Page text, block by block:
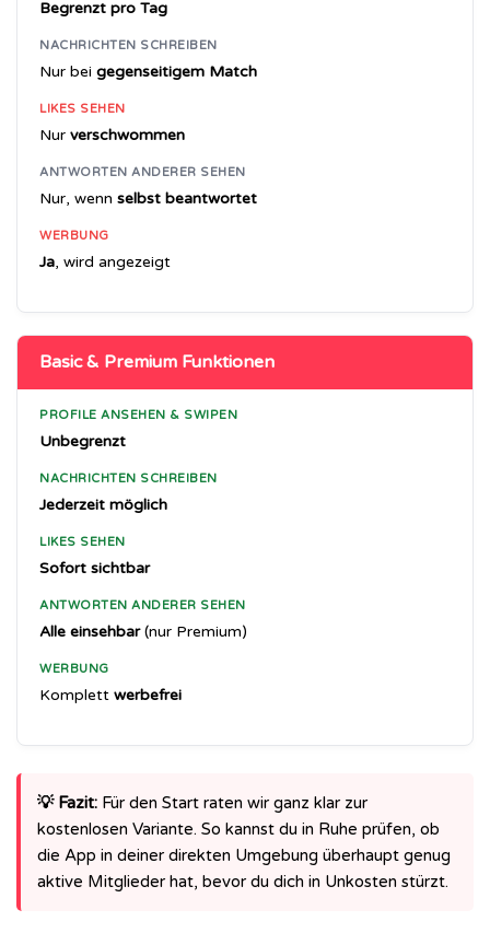
Begrenzt pro Tag
NACHRICHTEN SCHREIBEN
Nur bei gegenseitigem Match
LIKES SEHEN
Nur verschwommen
ANTWORTEN ANDERER SEHEN
Nur, wenn selbst beantwortet
WERBUNG
Ja, wird angezeigt
Basic & Premium Funktionen
PROFILE ANSEHEN & SWIPEN
Unbegrenzt
NACHRICHTEN SCHREIBEN
Jederzeit möglich
LIKES SEHEN
Sofort sichtbar
ANTWORTEN ANDERER SEHEN
Alle einsehbar(nur Premium)
WERBUNG
Komplett werbefrei
💡 Fazit: Für den Start raten wir ganz klar zur
kostenlosen Variante. So kannst du in Ruhe prüfen, ob
die App in deiner direkten Umgebung überhaupt genug
aktive Mitglieder hat, bevor du dich in Unkosten stürzt.